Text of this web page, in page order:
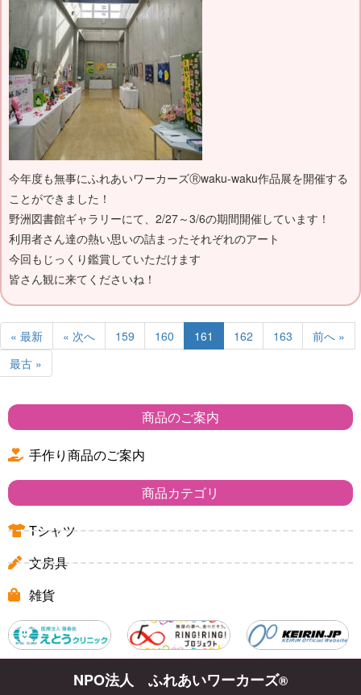
今年度も無事にふれあいワーカーズⓇwaku-waku作品展を開催する
ことができました！
野洲図書館ギャラリーにて、2/27～3/6の期間開催しています！
利用者さん達の熱い思いの詰まったそれぞれのアート
今回もじっくり鑑賞していただけます
皆さん観に来てくださいね！
« 最新 « 次へ 159 160 161 162 163
前へ »
最古 »
商品のご案内
手作り商品のご案内
商品カテゴリ
Tシャツ
文房具
雑貨
NPO法人 ふれあいワーカーズ®